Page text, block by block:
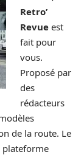
Retro’
Revueest
fait pour
vous.
Proposé par
des
rédacteurs
de la route. Le
plateforme